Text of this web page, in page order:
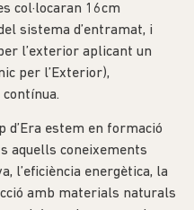
col·locaran 16cm
sistema d’entramat, i
l’exterior aplicant un
per l’Exterior),
d’Era estem en formació
aquells coneixements
l’eficiència energètica, la
amb materials naturals